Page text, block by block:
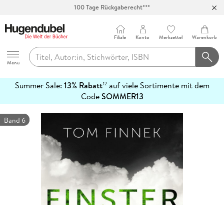
100 Tage Rückgaberecht***
Hugendubel
Menu
Filiale Konto Merkzettel Warenkorb
Summer Sale: 13% Rabatt12auf viele Sortimente mit dem
CodeSOMMER13
erfahren
Band 6